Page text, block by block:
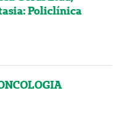
Policlínica